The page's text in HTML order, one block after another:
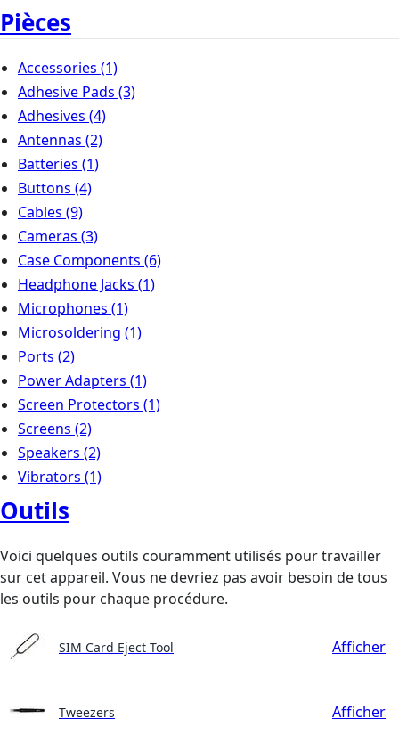
Pièces
Accessories (1)
Adhesive Pads (3)
Adhesives (4)
Antennas (2)
Batteries (1)
Buttons (4)
Cables (9)
Cameras (3)
Case Components (6)
Headphone Jacks (1)
Microphones (1)
Microsoldering (1)
Ports (2)
Power Adapters (1)
Screen Protectors (1)
Screens (2)
Speakers (2)
Vibrators (1)
Outils
Voici quelques outils couramment utilisés pour travailler
sur cet appareil. Vous ne devriez pas avoir besoin de tous
les outils pour chaque procédure.
SIM Card Eject Tool Afficher
Tweezers Afficher